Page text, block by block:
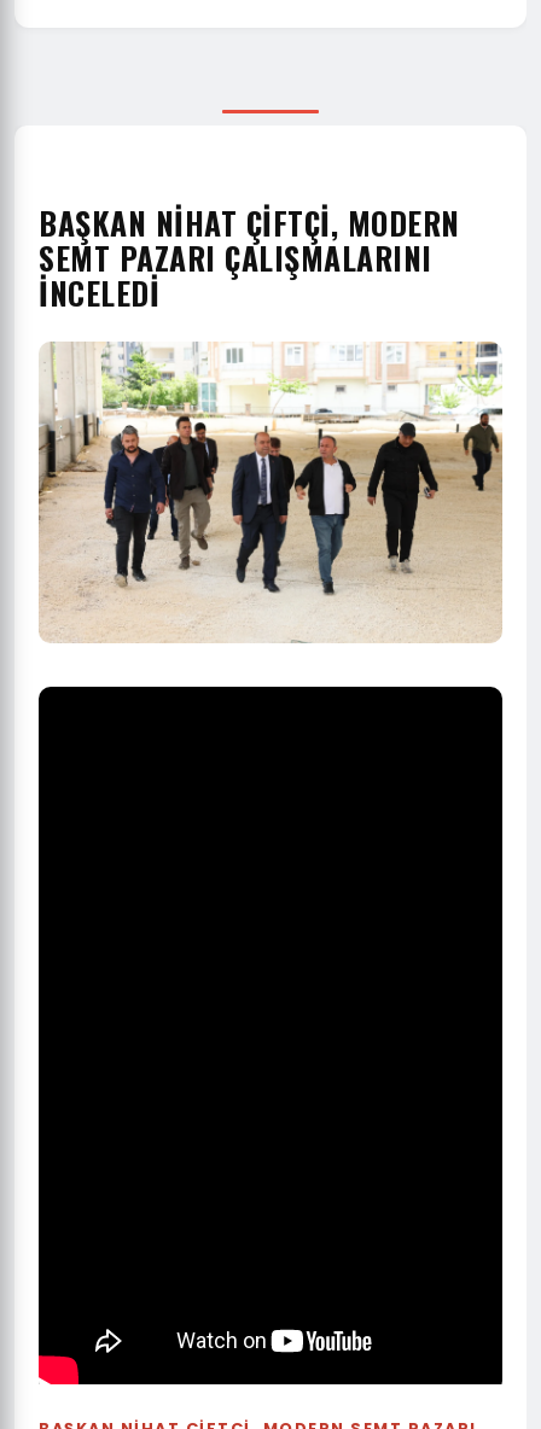
BAŞKAN NİHAT ÇİFTÇİ, MODERN
SEMT PAZARI ÇALIŞMALARINI
İNCELEDİ